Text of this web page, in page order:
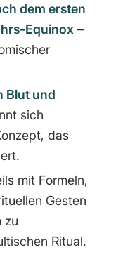
dem ersten
Equinox–
Blut und
sich
das
mit Formeln,
Gesten
zu
Ritual.